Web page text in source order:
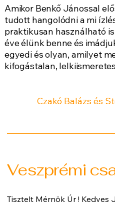
Amikor Benkő Jánossal
tudott hangolódni a mi
praktikusan használható
éve élünk benne és
egyedi és olyan, amilyet
kifogástalan,
Czakó Balázs és
Veszprémi
Tisztelt Mérnök Úr ! Kedves